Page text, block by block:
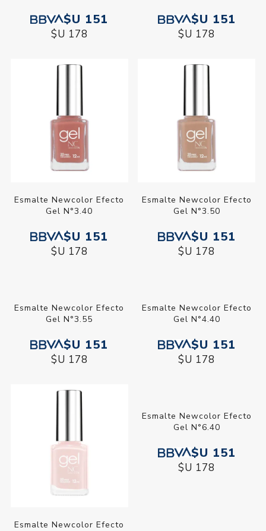
$U 151
$U 178
$U 151
$U 178
Esmalte Newcolor Efecto
Gel N°3.40
$U 151
$U 178
Esmalte Newcolor Efecto
Gel N°3.50
$U 151
$U 178
Esmalte Newcolor Efecto
Gel N°3.55
$U 151
$U 178
Esmalte Newcolor Efecto
Gel N°4.40
$U 151
$U 178